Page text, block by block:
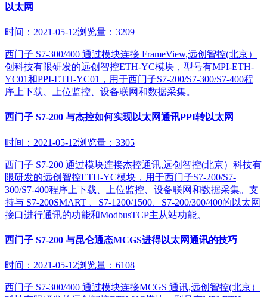
以太网
时间：2021-05-12浏览量：3209
西门子 S7-300/400 通过模块连接 FrameView,远创智控(北京）
创科技有限研发的远创智控ETH-YC模块，型号有MPI-ETH-
YC01和PPI-ETH-YC01，用于西门子S7-200/S7-300/S7-400程
序上下载、上位监控、设备联网和数据采集。
西门子 S7-200 与杰控如何实现以太网通讯PPI转以太网
时间：2021-05-12浏览量：3305
西门子 S7-200 通过模块连接杰控通讯,远创智控(北京）科技有
限研发的远创智控ETH-YC模块，用于西门子S7-200/S7-
300/S7-400程序上下载、上位监控、设备联网和数据采集。支
持与 S7-200SMART 、S7-1200/1500、S7-200/300/400的以太网
接口进行通讯的功能和ModbusTCP主从站功能。
西门子 S7-200 与昆仑通态MCGS进得以太网通讯的技巧
时间：2021-05-12浏览量：6108
西门子 S7-300/400 通过模块连接MCGS 通讯,远创智控(北京）